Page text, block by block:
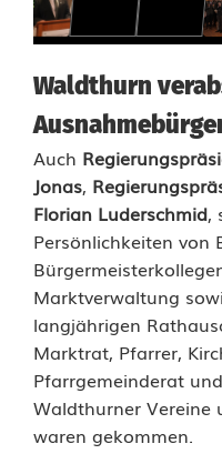
r
i
t
U
m
s
e
t
z
u
Waldthurn
Auch
Jonas,
Florian Luderschmid,
Persönlichkeiten von
Marktverwaltung
langjährigen
Marktrat, Pfarrer,
Pfarrgemeinderat
Waldthurner Vereine
waren gekommen.